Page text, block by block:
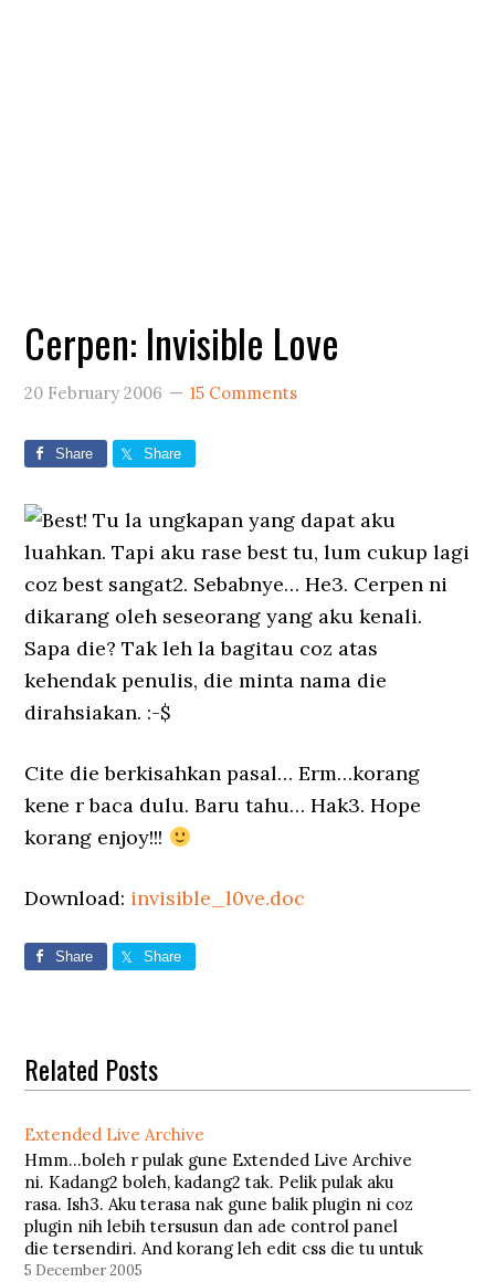
Cerpen: Invisible Love
20 February 2006 15 Comments
Share Share
Best! Tu la ungkapan yang dapat aku
luahkan. Tapi aku rase best tu, lum cukup lagi
coz best sangat2. Sebabnye… He3. Cerpen ni
dikarang oleh seseorang yang aku kenali.
Sapa die? Tak leh la bagitau coz atas
kehendak penulis, die minta nama die
dirahsiakan. :-$
Cite die berkisahkan pasal… Erm…korang
kene r baca dulu. Baru tahu… Hak3. Hope
korang enjoy!!!
Download: invisible_l0ve.doc
Share Share
Related Posts
Extended Live Archive
Hmm...boleh r pulak gune Extended Live Archive
ni. Kadang2 boleh, kadang2 tak. Pelik pulak aku
rasa. Ish3. Aku terasa nak gune balik plugin ni coz
plugin nih lebih tersusun dan ade control panel
die tersendiri. And korang leh edit css die tu untuk
match'kan ngan site korang. So kalau korang…
5 December 2005